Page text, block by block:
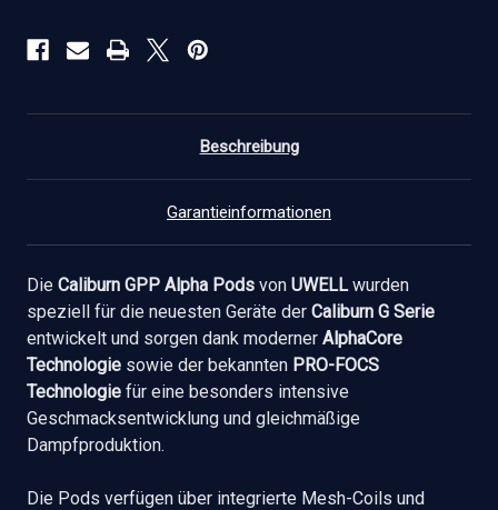
Beschreibung
Garantieinformationen
Die Caliburn GPP Alpha Pods von UWELLwurden
speziell für die neuesten Geräte der Caliburn G Serie
entwickelt und sorgen dank moderner AlphaCore
Technologie sowie der bekannten PRO-FOCS
Technologie für eine besonders intensive
Geschmacksentwicklung und gleichmäßige
Dampfproduktion.
Die Pods verfügen über integrierte Mesh-Coils und